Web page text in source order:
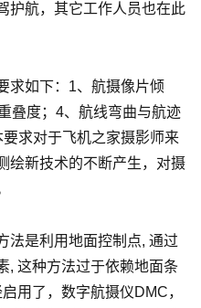
护航，其它工作人员也在此
求如下：1、航摄像片倾
叠度；4、航线弯曲与航迹
求对于飞机之家摄影师来
绘新技术的不断产生，对摄
法是利用地面控制点, 通过
, 这种方法过于依赖地面条
用了，数字航摄仪DMC，